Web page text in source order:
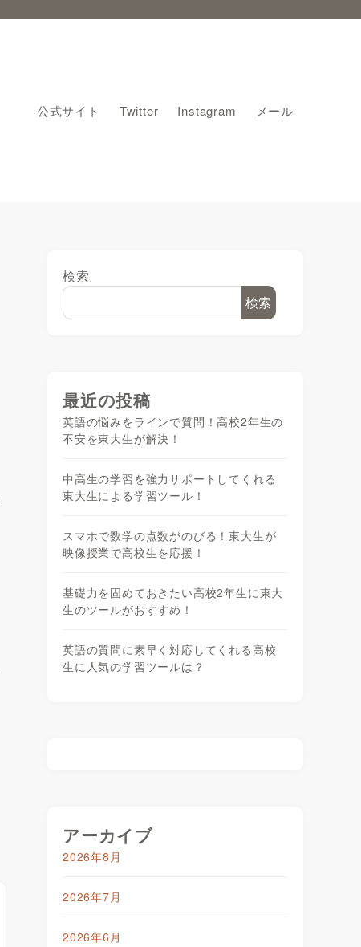
公式サイト Twitter Instagram メール
検索
検索
最近の投稿
英語の悩みをラインで質問！高校2年生の
不安を東大生が解決！
中高生の学習を強力サポートしてくれる
東大生による学習ツール！
スマホで数学の点数がのびる！東大生が
映像授業で高校生を応援！
基礎力を固めておきたい高校2年生に東大
生のツールがおすすめ！
英語の質問に素早く対応してくれる高校
生に人気の学習ツールは？
アーカイブ
2026年8月
2026年7月
2026年6月